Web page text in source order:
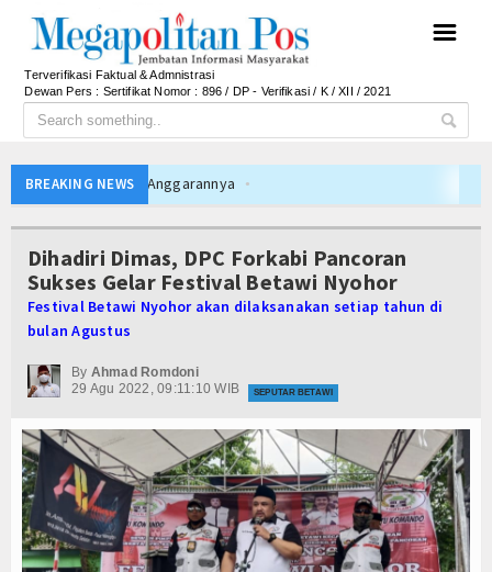
☰
Terverifikasi Faktual & Admnistrasi
Dewan Pers : Sertifikat Nomor : 896 / DP - Verifikasi / K / XII / 2021
BREAKING NEWS
Anggarannya
Persib di Majalengka Meriah
sebagai Hub Pangan dan Perdagangan Global
Saat Nobar Persib vs Persebaya
Bali Lestari Hasilkan 10 Ton Gabah
Gerai Produk Hilir Segera Hadir
Jurnalis Diproses Sesuai Hukum
Dana Tetap Aman
Rincian Anggarannya
Solid dan Bermartabat
Juara Piala Presiden 2026
Dihadiri Dimas, DPC Forkabi Pancoran
Sukses Gelar Festival Betawi Nyohor
Festival Betawi Nyohor akan dilaksanakan setiap tahun di
bulan Agustus
By Ahmad Romdoni
29 Agu 2022, 09:11:10 WIB
SEPUTAR BETAWI